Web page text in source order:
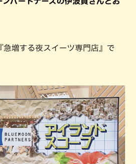
増する夜スイーツ専門店』で